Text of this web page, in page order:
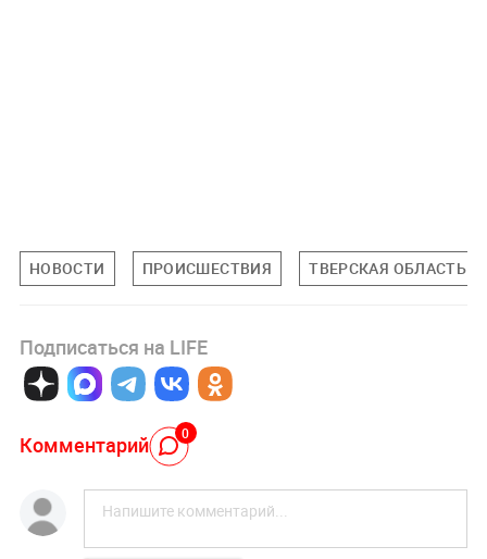
НОВОСТИ ПРОИСШЕСТВИЯ ТВЕРСКАЯ ОБЛАСТЬ
Подписаться на LIFE
Комментарий 0